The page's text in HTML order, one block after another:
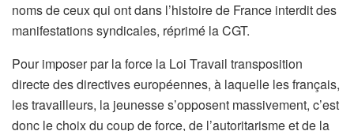
noms de ceux qui ont dans l’histoire de France interdit des
manifestations syndicales, réprimé la CGT.
Pour imposer par la force la Loi Travail transposition
directe des directives européennes, à laquelle les français,
les travailleurs, la jeunesse s’opposent massivement, c’est
donc le choix du coup de force, de l’autoritarisme et de la